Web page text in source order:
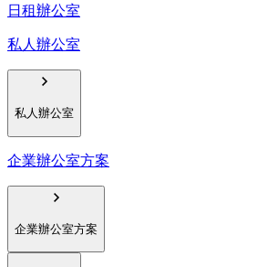
日租辦公室
私人辦公室
私人辦公室
企業辦公室方案
企業辦公室方案